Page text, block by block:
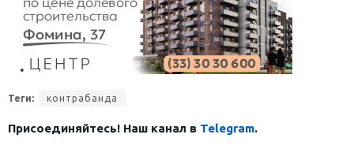
Теги: контрабанда
Присоединяйтесь! Наш канал в Telegram.